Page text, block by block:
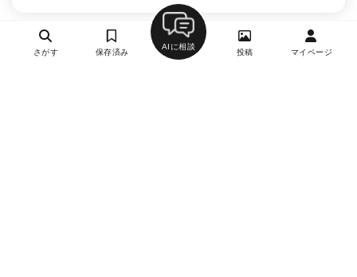
さがす 保存済み
AIに相談
投稿 マイページ